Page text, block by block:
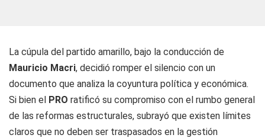
La cúpula del partido amarillo, bajo la conducción de
Mauricio Macri, decidió romper el silencio con un
documento que analiza la coyuntura política y económica.
Si bien el PRO ratificó su compromiso con el rumbo general
de las reformas estructurales, subrayó que existen límites
claros que no deben ser traspasados en la gestión